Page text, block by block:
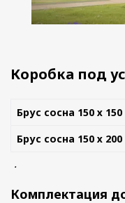
Коробка под
Брус сосна 150 х 150
Брус сосна 150 х 200
.
Комплектация